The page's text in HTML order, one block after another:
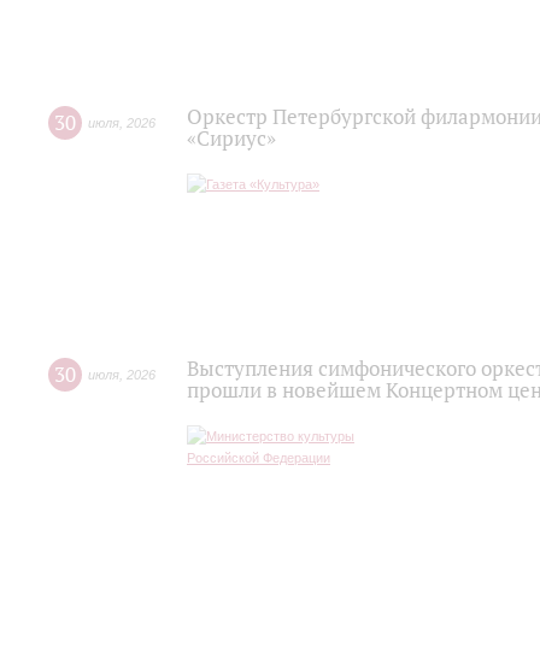
30 июля 2026
Оркестр Петербургской
«Сириус»
30 июля 2026
Выступления симфонического
прошли в новейшем Концертном